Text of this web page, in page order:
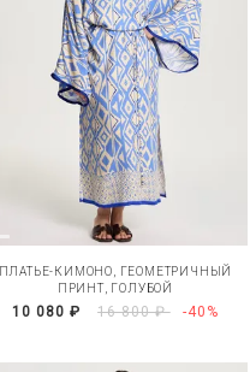
ПЛАТЬЕ-КИМОНО, ГЕОМЕТРИЧНЫЙ
ПРИНТ, ГОЛУБОЙ
10 080 ₽ 16 800 ₽ -40%